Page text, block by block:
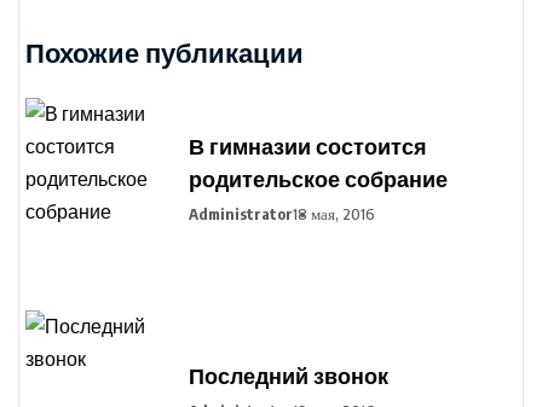
Похожие публикации
В гимназии состоится
родительское собрание
Administrator18 мая, 2016
Последний звонок